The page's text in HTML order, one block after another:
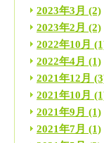
2023年3月 (2)
2023年2月 (2)
2022年10月
2022年4月 (1)
2021年12月
2021年10月
2021年9月 (1)
2021年7月 (1)